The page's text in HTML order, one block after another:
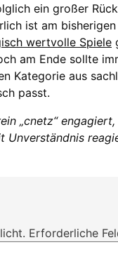
ein großer
ist am
wertvolle Spiele
am Ende sollte
Kategorie aus
passt.
„cnetz“
Unverständnis
Erforderliche